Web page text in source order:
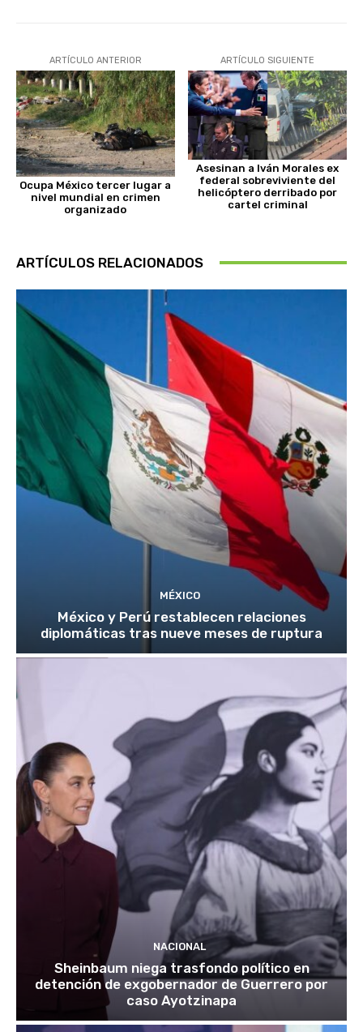
ARTÍCULO ANTERIOR
Ocupa México tercer lugar a
nivel mundial en crimen
organizado
ARTÍCULO SIGUIENTE
Asesinan a Iván Morales ex
federal sobreviviente del
helicóptero derribado por
cartel criminal
ARTÍCULOS RELACIONADOS
MÉXICO
México y Perú restablecen relaciones
diplomáticas tras nueve meses de ruptura
NACIONAL
Sheinbaum niega trasfondo político en
detención de exgobernador de Guerrero por
caso Ayotzinapa